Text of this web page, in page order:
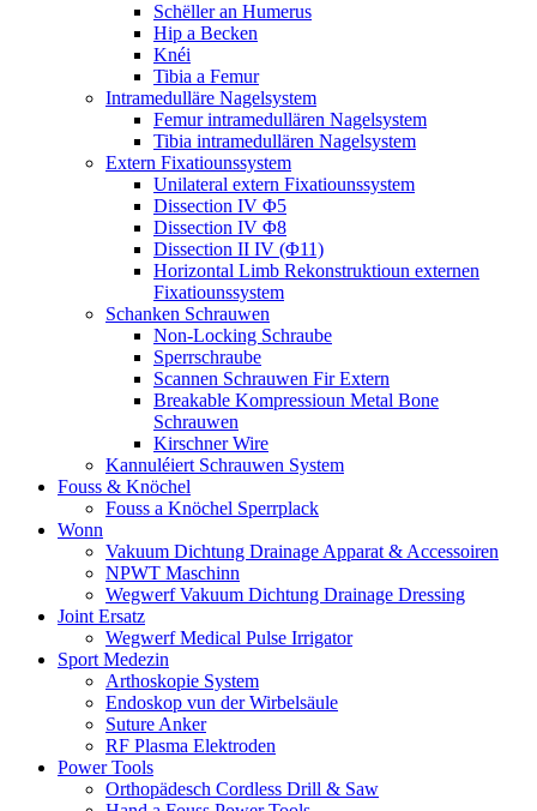
Schëller an Humerus
Hip a Becken
Knéi
Tibia a Femur
Intramedulläre Nagelsystem
Femur intramedullären Nagelsystem
Tibia intramedullären Nagelsystem
Extern Fixatiounssystem
Unilateral extern Fixatiounssystem
Dissection IV Φ5
Dissection IV Φ8
Dissection II IV (Φ11)
Horizontal Limb Rekonstruktioun externen
Fixatiounssystem
Schanken Schrauwen
Non-Locking Schraube
Sperrschraube
Scannen Schrauwen Fir Extern
Breakable Kompressioun Metal Bone
Schrauwen
Kirschner Wire
Kannuléiert Schrauwen System
Fouss & Knöchel
Fouss a Knöchel Sperrplack
Wonn
Vakuum Dichtung Drainage Apparat & Accessoiren
NPWT Maschinn
Wegwerf Vakuum Dichtung Drainage Dressing
Joint Ersatz
Wegwerf Medical Pulse Irrigator
Sport Medezin
Arthoskopie System
Endoskop vun der Wirbelsäule
Suture Anker
RF Plasma Elektroden
Power Tools
Orthopädesch Cordless Drill & Saw